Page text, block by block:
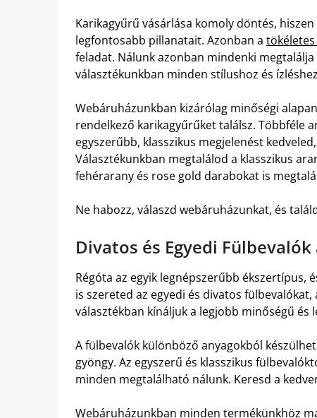
Karikagyűrű vásárlása komoly döntés,
legfontosabb pillanatait. Azonban a
feladat. Nálunk azonban mindenki
választékunkban minden stílushoz és
Webáruházunkban kizárólag minőségi
rendelkező karikagyűrűket találsz. Többféle
egyszerűbb, klasszikus megjelenést
Választékunkban megtalálod a klasszikus
fehérarany és rose gold darabokat is
Ne habozz, válaszd webáruházunkat, és
Divatos és Egyedi
Régóta az egyik legnépszerűbb ékszertípus,
is szereted az egyedi és divatos
választékban kínáljuk a legjobb minőségű
A fülbevalók különböző anyagokból
gyöngy. Az egyszerű és klasszikus
minden megtalálható nálunk. Keresd a
Webáruházunkban minden termékünkhöz